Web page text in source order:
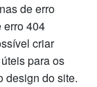
de erro
erro 404
criar
para os
design do site.